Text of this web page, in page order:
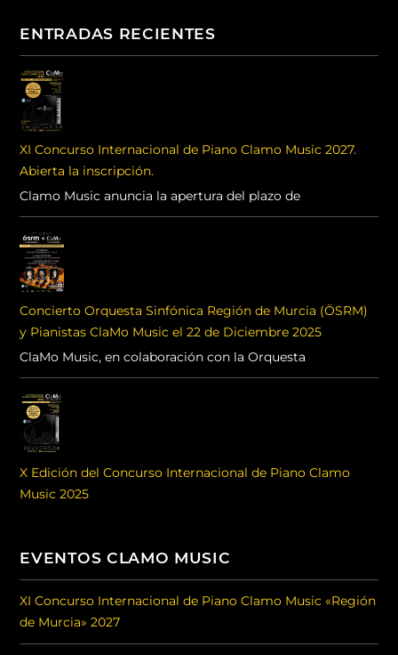
ENTRADAS RECIENTES
XI Concurso Internacional de Piano Clamo Music 2027.
Abierta la inscripción.
Clamo Music anuncia la apertura del plazo de
Concierto Orquesta Sinfónica Región de Murcia (ÖSRM)
y Pianistas ClaMo Music el 22 de Diciembre 2025
ClaMo Music, en colaboración con la Orquesta
X Edición del Concurso Internacional de Piano Clamo
Music 2025
EVENTOS CLAMO MUSIC
XI Concurso Internacional de Piano Clamo Music «Región
de Murcia» 2027